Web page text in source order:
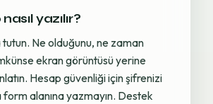
yazılır?
tutun. Ne olduğunu, ne zaman
ekran görüntüsü yerine
Hesap güvenliği için şifrenizi
alanına yazmayın. Destek